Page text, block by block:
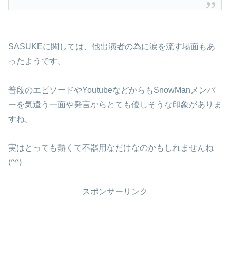
SASUKEに関しては、他出演者の為に涙を流す場面もあ
ったようです。
普段のエピソードやYoutubeなどからもSnowManメンバ
ーを気遣う一面や発言からとても優しそうな印象がありま
すね。
実はとっても熱くて不器用なだけなのかもしれませんね
(^^)
スポンサーリンク